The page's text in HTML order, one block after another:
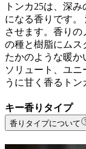
トンカ25は、深
になる香りです。
させます。香り
の種と樹脂にムス
たかのような暖
ソリュート、ユ
うに甘く香るトン
キー香りタイプ
香りタイプについて